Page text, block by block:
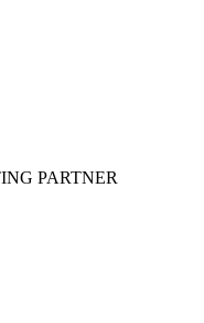
PARTNER